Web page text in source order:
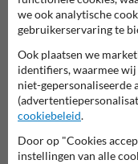
we ook analytische
gebruikerservaring te
Ook plaatsen we
identifiers, waarmee
niet-gepersonaliseerde
cookiebeleid.
Door op "Cookies
instellingen van alle